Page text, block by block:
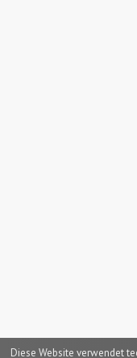
Diese Website verwendet